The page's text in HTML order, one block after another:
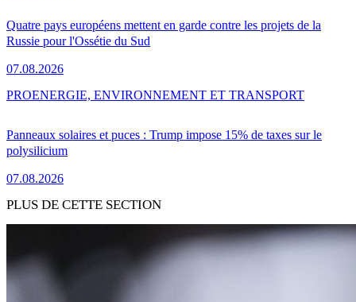
Quatre pays européens mettent en garde contre les projets de la
Russie pour l'Ossétie du Sud
07.08.2026
Panneaux solaires et puces : Trump impose 15% de taxes sur le
polysilicium
07.08.2026
PROENERGIE, ENVIRONNEMENT ET TRANSPORT
PLUS DE CETTE SECTION